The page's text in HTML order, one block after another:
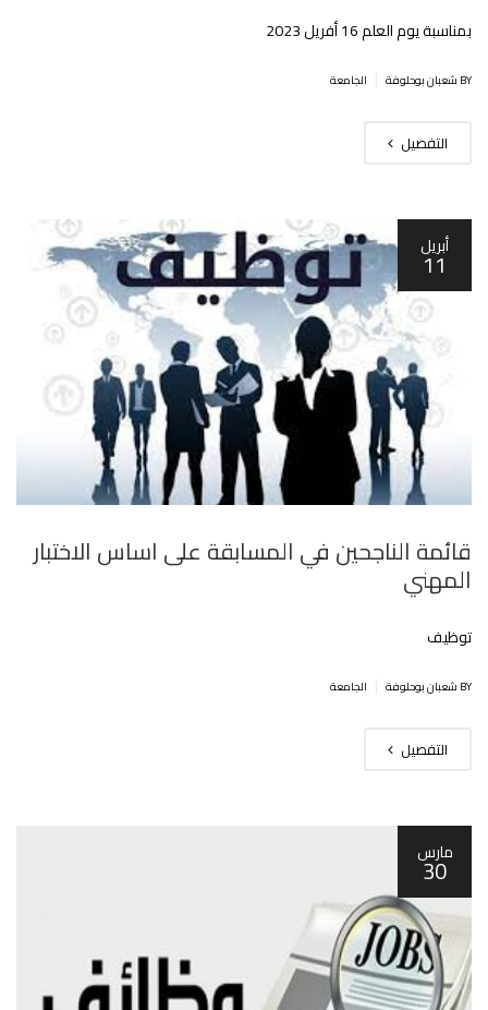
بمناسبة يوم العلم 16 أفريل 2023
BY شعبان بوحلوفة الجامعة
التفصيل
أبريل
11
قائمة الناجحين في المسابقة على اساس الاختبار
المهني
توظيف
BY شعبان بوحلوفة الجامعة
التفصيل
مارس
30